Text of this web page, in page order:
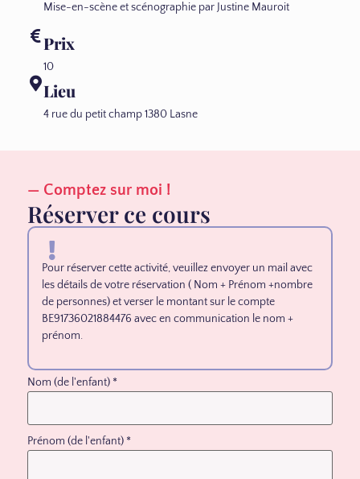
Mise-en-scène et scénographie par Justine Mauroit
Prix
10
Lieu
4 rue du petit champ 1380 Lasne
— Comptez sur moi !
Réserver ce cours
Pour réserver cette activité, veuillez envoyer un mail avec
les détails de votre réservation ( Nom + Prénom +nombre
de personnes) et verser le montant sur le compte
BE91736021884476 avec en communication le nom +
prénom.
Nom (de l'enfant) *
Prénom (de l'enfant) *